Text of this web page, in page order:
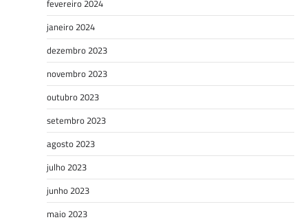
fevereiro 2024
janeiro 2024
dezembro 2023
novembro 2023
outubro 2023
setembro 2023
agosto 2023
julho 2023
junho 2023
maio 2023